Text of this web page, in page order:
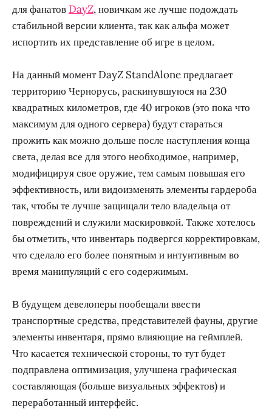
для фанатов DayZ, новичкам же лучше подождать
стабильной версии клиента, так как альфа может
испортить их представление об игре в целом.
На данный момент DayZ StandAlone предлагает
территорию Чернорусь, раскинувшуюся на 230
квадратных километров, где 40 игроков (это пока что
максимум для одного сервера) будут стараться
прожить как можно дольше после наступления конца
света, делая все для этого необходимое, например,
модифицируя свое оружие, тем самым повышая его
эффективность, или видоизменять элементы гардероба
так, чтобы те лучше защищали тело владельца от
повреждений и служили маскировкой. Также хотелось
бы отметить, что инвентарь подвергся корректировкам,
что сделало его более понятным и интуитивным во
время манипуляций с его содержимым.
В будущем девелоперы пообещали ввести
транспортные средства, представителей фауны, другие
элементы инвентаря, прямо влияющие на геймплей.
Что касается технической стороны, то тут будет
подправлена оптимизация, улучшена графическая
составляющая (больше визуальных эффектов) и
переработанный интерфейс.